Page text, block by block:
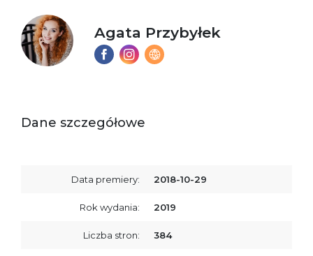
Agata Przybyłek
Dane szczegółowe
Data premiery: 2018-10-29
Rok wydania: 2019
Liczba stron: 384